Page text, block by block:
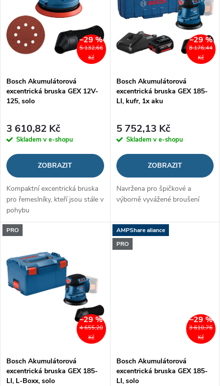
n
í
r
d
u
k
t
ů
i
s
p
r
o
d
u
k
t
5 132,66
Kč
–29 %
Bosch Akumulátorová
excentrická bruska GEX 12V-
125, solo
3 610,82 Kč
Skladem v e-shopu
ZOBRAZIT
Kompaktní excentrická bruska
pro řemeslníky, kteří jsou stále v
pohybu
8 176,44
Kč
–29 %
Bosch Akumulátorová
excentrická bruska GEX 185-
LI, kufr, 1x aku
5 752,13 Kč
Skladem v e-shopu
ZOBRAZIT
Navržena pro špičkové a
výborně vyvážené broušení
PRO
4 655,20
Kč
–29 %
Bosch Akumulátorová
excentrická bruska GEX 185-
LI, L-Boxx, solo
AMPShare aliance
PRO
3 610,76
Kč
–29 %
Bosch Akumulátorová
excentrická bruska GEX 185-
LI, solo